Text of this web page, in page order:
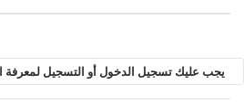
يجب عليك تسجيل الدخول أو التسجيل لمعرفة